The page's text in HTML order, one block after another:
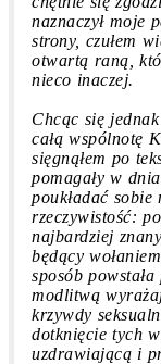
naznaczył moje
strony, czułem
otwartą raną,
nieco inaczej.
Chcąc się
całą wspólnotę
sięgnąłem po
pomagały w
poukładać
rzeczywistość:
najbardziej
będący
sposób
modlitwą
krzywdy
dotknięcie tych
uzdrawiającą i